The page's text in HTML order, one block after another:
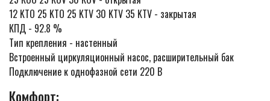
12 KTO 25 KTO 25 KTV 30 KTV 35 KTV - закрытая
КПД - 92.8 %
Тип крепления - настенный
Встроенный циркуляционный насос, расширительный бак
Подключение к однофазной сети 220 В
Комфорт: